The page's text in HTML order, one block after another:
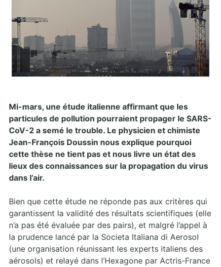
Mi-mars, une étude italienne affirmant que les
particules de pollution pourraient propager le SARS-
CoV-2 a semé le trouble. Le physicien et chimiste
Jean-François Doussin nous explique pourquoi
cette thèse ne tient pas et nous livre un état des
lieux des connaissances sur la propagation du virus
dans l’air.
Bien que cette étude ne réponde pas aux critères qui
garantissent la validité des résultats scientifiques (elle
n’a pas été évaluée par des pairs), et malgré l’appel à
la prudence lancé par la Societa Italiana di Aerosol
(une organisation réunissant les experts italiens des
aérosols) et relayé dans l’Hexagone par Actris-France